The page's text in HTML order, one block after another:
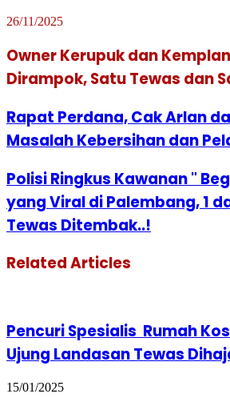
26/11/2025
Owner Kerupuk dan
Dirampok, Satu Tewas dan
Rapat Perdana, Cak Arlan
Masalah Kebersihan dan
Polisi Ringkus Kawanan "
yang Viral di Palembang, 1
Tewas Ditembak..!
Related Articles
Pencuri Spesialis Rumah
Ujung Landasan Tewas
15/01/2025